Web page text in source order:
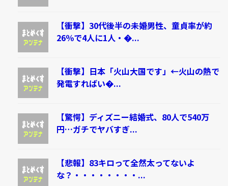
【衝撃】30代後半の未婚男性、童貞率が約
26％で4人に1人・�...
【衝撃】日本「火山大国です」←火山の熱で
発電すればい�...
【驚愕】ディズニー結婚式、80人で540万
円…ガチでヤバすぎ...
【悲報】83キロって全然太ってないよ
な？・・・・・・・・...